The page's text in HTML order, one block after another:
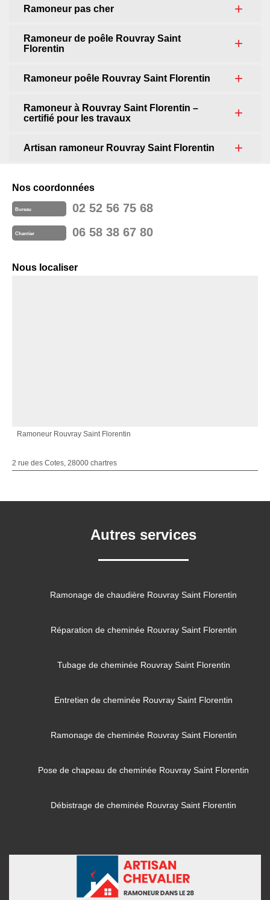
Ramoneur pas cher
Ramoneur de poêle Rouvray Saint
Florentin
Ramoneur poêle Rouvray Saint Florentin
Ramoneur à Rouvray Saint Florentin –
certifié pour les travaux
Artisan ramoneur Rouvray Saint Florentin
Nos coordonnées
Bureau 02 52 56 75 68
Chantier 06 58 38 67 80
Nous localiser
Ramoneur Rouvray Saint Florentin
2 rue des Cotes, 28000 chartres
Autres services
Ramonage de chaudière Rouvray Saint Florentin
Réparation de cheminée Rouvray Saint Florentin
Tubage de cheminée Rouvray Saint Florentin
Entretien de cheminée Rouvray Saint Florentin
Ramonage de cheminée Rouvray Saint Florentin
Pose de chapeau de cheminée Rouvray Saint Florentin
Débistrage de cheminée Rouvray Saint Florentin